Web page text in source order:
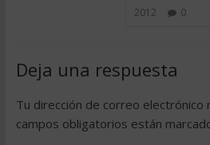
2012
0
Deja una respuesta
Tu dirección de correo electrónico
campos obligatorios están